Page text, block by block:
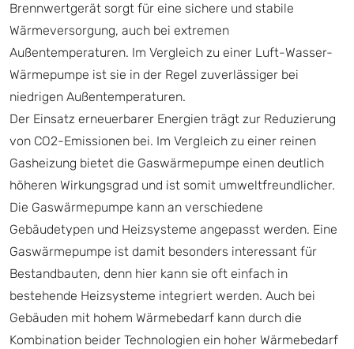
Brennwertgerät sorgt für eine sichere und stabile
Wärmeversorgung, auch bei extremen
Außentemperaturen. Im Vergleich zu einer Luft-Wasser-
Wärmepumpe ist sie in der Regel zuverlässiger bei
niedrigen Außentemperaturen.
Der Einsatz erneuerbarer Energien trägt zur Reduzierung
von CO2-Emissionen bei. Im Vergleich zu einer reinen
Gasheizung bietet die Gaswärmepumpe einen deutlich
höheren Wirkungsgrad und ist somit umweltfreundlicher.
Die Gaswärmepumpe kann an verschiedene
Gebäudetypen und Heizsysteme angepasst werden. Eine
Gaswärmepumpe ist damit besonders interessant für
Bestandbauten, denn hier kann sie oft einfach in
bestehende Heizsysteme integriert werden. Auch bei
Gebäuden mit hohem Wärmebedarf kann durch die
Kombination beider Technologien ein hoher Wärmebedarf